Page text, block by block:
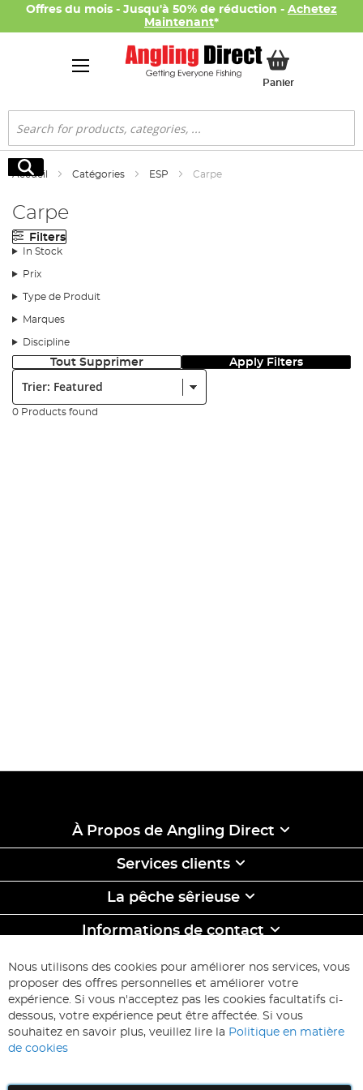
Offres du mois - Jusqu'à 50% de réduction - Achetez
Maintenant*
PanierMon panier
Rechercher
Rechercher
Accueil Catégories ESP Carpe
Carpe
Filters
In Stock
Prix
Type de Produit
Marques
Discipline
Tout Supprimer Apply Filters
0 Products found
À Propos de Angling Direct
Services clients
La pêche sêrieuse
Informations de contact
ABONNEZ-VOUS & ECONOMISEZ
Inscription
à
d’information
:
Inscription
Nous utilisons des cookies pour améliorer nos services, vous
proposer des offres personnelles et améliorer votre
expérience. Si vous n'acceptez pas les cookies facultatifs ci-
dessous, votre expérience peut être affectée. Si vous
souhaitez en savoir plus, veuillez lire la Politique en matière
de cookies